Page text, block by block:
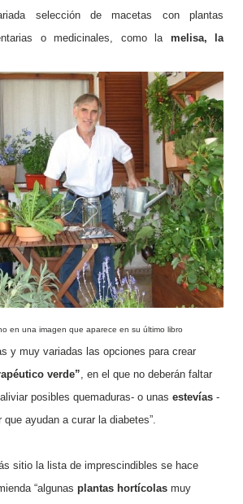
selección de macetas con plantas
ias o medicinales, como la melisa, la
en una imagen que aparece en su último libro
y muy variadas las opciones para crear
verde”, en el que no deberán faltar
posibles quemaduras- o unas estevías -
ayudan a curar la diabetes”.
sitio la lista de imprescindibles se hace
“algunas plantas hortícolas muy